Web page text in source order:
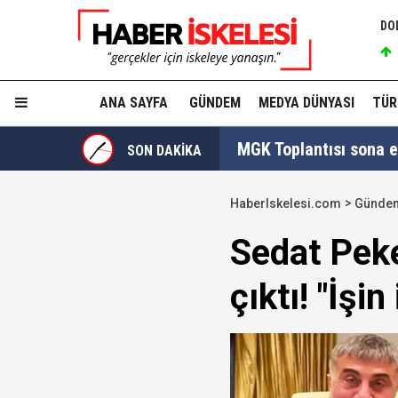
ANA SAYFA GÜNDEM MEDYA DÜNYASI
SON DAKİKA MGK Toplantısı
İzmit Belediyesi'nde
Tahir Sarıkaya'nın
Hakkında fezleke
Devlet Bahçeli'den
HaberIskelesi.com
Sedat
çıktı!